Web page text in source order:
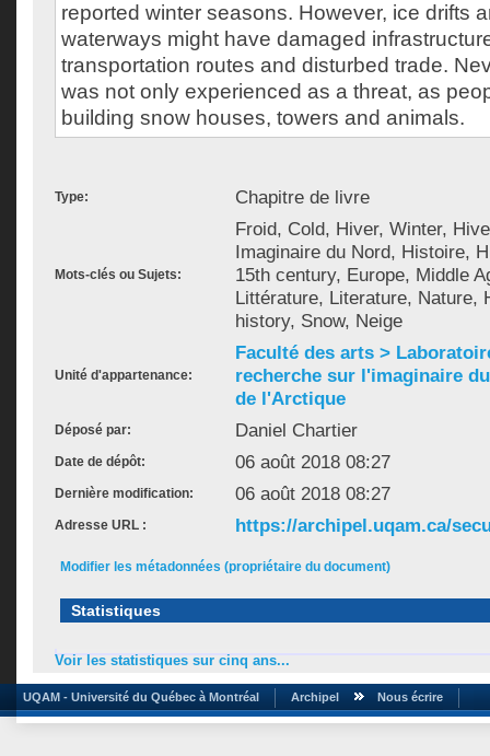
reported winter seasons. However, ice drifts
waterways might have damaged
transportation routes and disturbed trade.
was not only experienced as a threat, as
building snow houses, towers and animals.
Type: Chapitre de livre
Mots-clés ou Sujets:
Froid, Cold, Hiver, Winter,
Imaginaire du Nord, Histoire,
15th century, Europe, Middle
Littérature, Literature, Nature,
history, Snow, Neige
Unité d'appartenance:
Faculté des arts >
recherche sur l'imaginaire
de l'Arctique
Déposé par: Daniel Chartier
Date de dépôt: 06 août 2018 08:27
Dernière modification: 06 août 2018 08:27
Adresse URL : https://archipel.uqam.ca/
Modifier les métadonnées (propriétaire du document)
Statistiques
Voir les statistiques sur cinq ans...
UQAM - Université du Québec à Montréal Archipel Nous écrire